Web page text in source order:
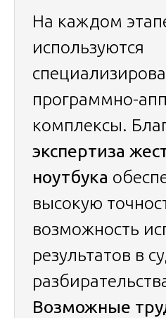
На каждом
используются
программно-
комплексы.
экспертиза
ноутбука
высокую
возможность
результатов в
Возможные